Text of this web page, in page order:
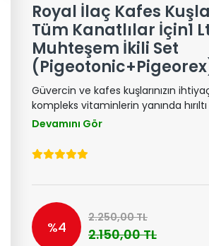
Royal İlaç Kafes
Tüm Kanatlılar İçin1
Muhteşem İkili Set
Güvercin ve kafes kuşlarınızın
kompleks vitaminlerin yanında
vakalarında etkili sıvı tamamlayıcı
Devamını Gör
%4
2.250,00 TL
2.150,00 TL